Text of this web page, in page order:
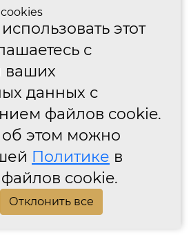
этот
с
ваших
данных с
файлов cookie.
этом можно
Политике в
cookie.
Отклонить все